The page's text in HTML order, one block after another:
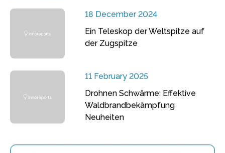
18 December 2024
Ein Teleskop der Weltspitze auf
der Zugspitze
11 February 2025
Drohnen Schwärme: Effektive
Waldbrandbekämpfung
Neuheiten